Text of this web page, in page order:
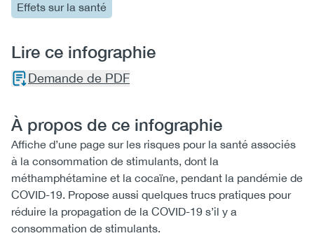
Effets sur la santé
Lire ce infographie
Demande de PDF
À propos de ce infographie
Affiche d’une page sur les risques pour la santé associés
à la consommation de stimulants, dont la
méthamphétamine et la cocaïne, pendant la pandémie de
COVID-19. Propose aussi quelques trucs pratiques pour
réduire la propagation de la COVID-19 s’il y a
consommation de stimulants.